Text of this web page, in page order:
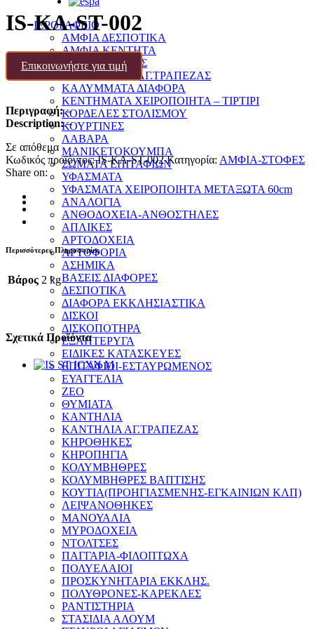
ΙΕΡΟΡΑΦΕΙΟ
ΑΜΦΙΑ ΔΕΣΠΟΤΙΚΑ
ΑΜΦΙΑ ΚΕΝΤΗΤΑ
ΑΜΦΙΑ-ΣΤΟΦΕΣ
ΚΑΛΥΜΜΑΤΑ ΑΓ.ΤΡΑΠΕΖΑΣ
ΚΑΛΥΜΜΑΤΑ ΔΙΑΦΟΡΑ
ΚΕΝΤΗΜΑΤΑ ΧΕΙΡΟΠΟΙΗΤΑ – ΤΙΡΤΙΡΙ
ΚΟΡΔΕΛΕΣ ΣΤΟΛΙΣΜΟΥ
ΚΟΥΡΤΙΝΕΣ
ΛΑΒΑΡΑ
ΜΑΝΙΚΕΤΟΚΟΥΜΠΑ
ΣΩΜΑΤΑ ΕΠΙΤΑΦΙΩΝ
ΥΦΑΣΜΑΤΑ
ΥΦΑΣΜΑΤΑ ΧΕΙΡΟΠΟΙΗΤΑ ΜΕΤΑΞΩΤΑ 60cm
ΑΝΑΛΟΓΙΑ
ΑΝΘΟΔΟΧΕΙΑ-ΑΝΘΟΣΤΗΛΕΣ
ΑΠΛΙΚΕΣ
ΑΡΤΟΔΟΧΕΙΑ
ΑΡΤΟΦΟΡΙΑ
ΑΣΗΜΙΚΑ
ΒΑΣΕΙΣ ΔΙΑΦΟΡΕΣ
ΔΕΣΠΟΤΙΚΑ
ΔΙΑΦΟΡΑ ΕΚΚΛΗΣΙΑΣΤΙΚΑ
ΔΙΣΚΟΙ
ΔΙΣΚΟΠΟΤΗΡΑ
ΕΞΑΠΤΕΡΥΓΑ
ΕΙΔΙΚΕΣ ΚΑΤΑΣΚΕΥΕΣ
ΕΠΙΤΑΦΙΟΙ-ΕΣΤΑΥΡΩΜΕΝΟΣ
ΕΥΑΓΓΕΛΙΑ
ΖΕΟ
ΘΥΜΙΑΤΑ
ΚΑΝΤΗΛΙΑ
ΚΑΝΤΗΛΙΑ ΑΓ.ΤΡΑΠΕΖΑΣ
ΚΗΡΟΘΗΚΕΣ
ΚΗΡΟΠΗΓΙΑ
ΚΟΛΥΜΒΗΘΡΕΣ
ΚΟΛΥΜΒΗΘΡΕΣ ΒΑΠΤΙΣΗΣ
ΚΟΥΤΙΑ(ΠΡΟΗΓΙΑΣΜΕΝΗΣ-ΕΓΚΑΙΝΙΩΝ ΚΛΠ)
ΛΕΙΨΑΝΟΘΗΚΕΣ
ΜΑΝΟΥΑΛΙΑ
ΜΥΡΟΔΟΧΕΙΑ
ΝΤΟΛΤΣΕΣ
ΠΑΓΓΑΡΙΑ-ΦΙΛΟΠΤΩΧΑ
ΠΟΛΥΕΛΑΙΟΙ
ΠΡΟΣΚΥΝΗΤΑΡΙΑ ΕΚΚΛΗΣ.
ΠΟΛΥΘΡΟΝΕΣ-ΚΑΡΕΚΛΕΣ
ΡΑΝΤΙΣΤΗΡΙΑ
ΣΤΑΣΙΔΙΑ ΑΛΟΥΜ
IS-KA-ST-002
Επικοινωνήστε για τιμή
Περιγραφή:–
Description:–
Σε απόθεμα
Κωδικός προϊόντος:IS-KA-ST-002 Κατηγορία: ΑΜΦΙΑ-ΣΤΟΦΕΣ
Share on:
Περισσότερες Πληροφορίες
Βάρος 2 kg
Σχετικά Προϊόντα